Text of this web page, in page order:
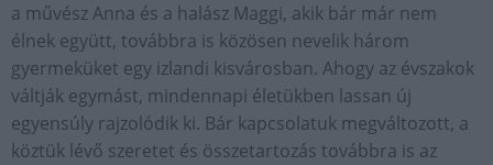
a művész Anna és a halász Maggi, akik bár már nem
élnek együtt, továbbra is közösen nevelik három
gyermeküket egy izlandi kisvárosban. Ahogy az évszakok
váltják egymást, mindennapi életükben lassan új
egyensúly rajzolódik ki. Bár kapcsolatuk megváltozott, a
köztük lévő szeretet és összetartozás továbbra is az